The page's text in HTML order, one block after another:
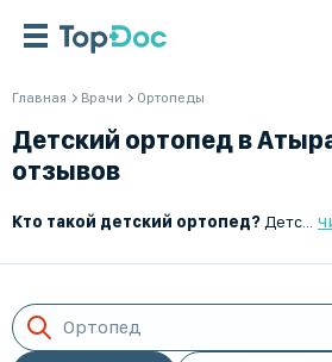
Главная Врачи Ортопеды
Детский ортопед в
отзывов
Кто такой детский ортопед? Детский ортопед — это врач, который занимается диагностикой, лечением и профилактикой заболеваний и патологий опорно-двигательного аппарата у детей. Он помогает выявить врожденные и приобретенные деформации костей, суставов и позвоночника, а также корректировать их развитие.
Ортопед